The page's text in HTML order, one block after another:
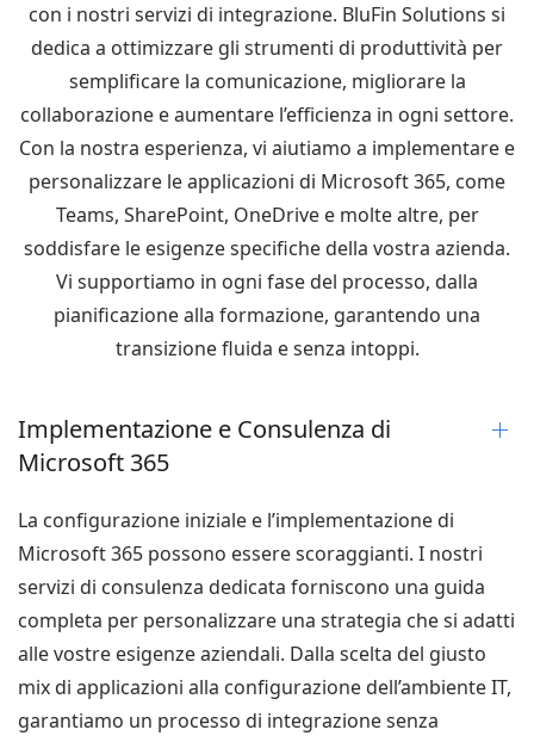
con i nostri servizi di integrazione. BluFin Solutions si
dedica a ottimizzare gli strumenti di produttività per
semplificare la comunicazione, migliorare la
collaborazione e aumentare l’efficienza in ogni settore.
Con la nostra esperienza, vi aiutiamo a implementare e
personalizzare le applicazioni di Microsoft 365, come
Teams, SharePoint, OneDrive e molte altre, per
soddisfare le esigenze specifiche della vostra azienda.
Vi supportiamo in ogni fase del processo, dalla
pianificazione alla formazione, garantendo una
transizione fluida e senza intoppi.
Implementazione e Consulenza di
Microsoft 365
La configurazione iniziale e l’implementazione di
Microsoft 365 possono essere scoraggianti. I nostri
servizi di consulenza dedicata forniscono una guida
completa per personalizzare una strategia che si adatti
alle vostre esigenze aziendali. Dalla scelta del giusto
mix di applicazioni alla configurazione dell’ambiente IT,
garantiamo un processo di integrazione senza